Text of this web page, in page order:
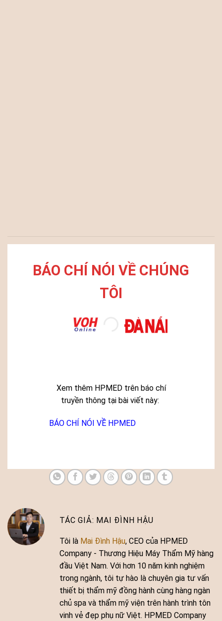
BÁO CHÍ NÓI VỀ CHÚNG
TÔI
Xem thêm HPMED trên báo chí
truyền thông tại bài viết này:
BÁO CHÍ NÓI VỀ HPMED
MAI ĐÌNH HẬU
Tôi là Mai Đình Hậu, CEO của HPMED
Company - Thương Hiệu Máy Thẩm Mỹ hàng
đầu Việt Nam. Với hơn 10 năm kinh nghiệm
trong ngành, tôi tự hào là chuyên gia tư vấn
thiết bị thẩm mỹ đồng hành cùng hàng ngàn
chủ spa và thẩm mỹ viện trên hành trình tôn
vinh vẻ đẹp phụ nữ Việt. HPMED Company